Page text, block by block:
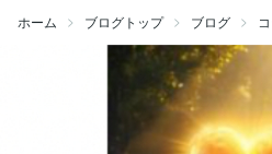
ホーム ブログトップ ブログ